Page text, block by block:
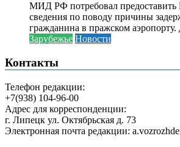
МИД РФ потребовал предоставить
сведения по поводу причины
гражданина в пражском аэропорту.
Зарубежье Новости
Контакты
Телефон редакции:
+7(938) 104-96-00
Адрес для корреспонденции:
г. Липецк ул. Октябрьская д. 73
Электронная почта редакции: